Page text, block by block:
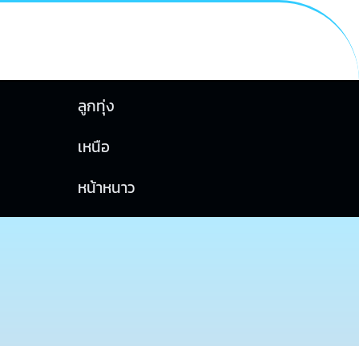
ลูกทุ่ง
เหนือ
หน้าหนาว